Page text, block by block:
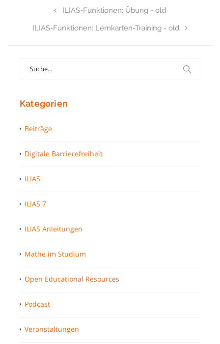
ILIAS-Funktionen: Übung - old
ILIAS-Funktionen: Lernkarten-Training - old
Kategorien
Beiträge
Digitale Barrierefreiheit
ILIAS
ILIAS 7
ILIAS Anleitungen
Mathe im Studium
Open Educational Resources
Podcast
Veranstaltungen